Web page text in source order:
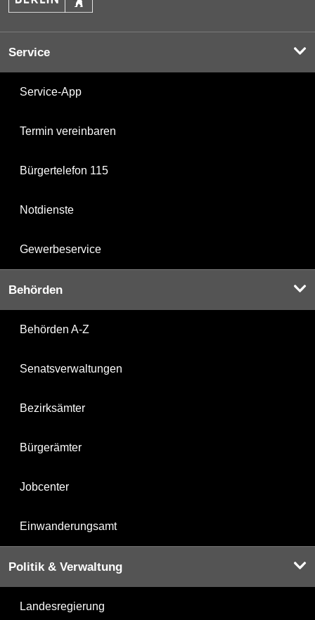
Service
Service-App
Termin vereinbaren
Bürgertelefon 115
Notdienste
Gewerbeservice
Behörden
Behörden A-Z
Senatsverwaltungen
Bezirksämter
Bürgerämter
Jobcenter
Einwanderungsamt
Politik & Verwaltung
Landesregierung